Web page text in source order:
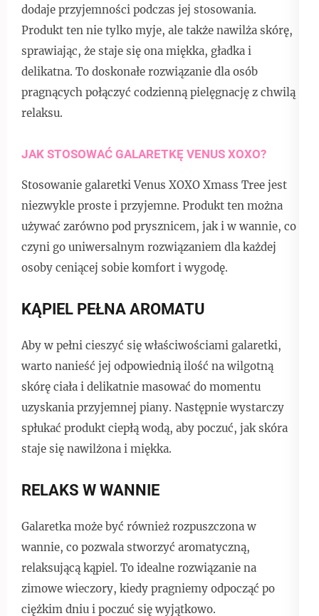
dodaje przyjemności podczas jej stosowania.
Produkt ten nie tylko myje, ale także nawilża skórę,
sprawiając, że staje się ona miękka, gładka i
delikatna. To doskonałe rozwiązanie dla osób
pragnących połączyć codzienną pielęgnację z chwilą
relaksu.
JAK STOSOWAĆ GALARETKĘ VENUS XOXO?
Stosowanie galaretki Venus XOXO Xmass Tree jest
niezwykle proste i przyjemne. Produkt ten można
używać zarówno pod prysznicem, jak i w wannie, co
czyni go uniwersalnym rozwiązaniem dla każdej
osoby ceniącej sobie komfort i wygodę.
KĄPIEL PEŁNA AROMATU
Aby w pełni cieszyć się właściwościami galaretki,
warto nanieść jej odpowiednią ilość na wilgotną
skórę ciała i delikatnie masować do momentu
uzyskania przyjemnej piany. Następnie wystarczy
spłukać produkt ciepłą wodą, aby poczuć, jak skóra
staje się nawilżona i miękka.
RELAKS W WANNIE
Galaretka może być również rozpuszczona w
wannie, co pozwala stworzyć aromatyczną,
relaksującą kąpiel. To idealne rozwiązanie na
zimowe wieczory, kiedy pragniemy odpocząć po
ciężkim dniu i poczuć się wyjątkowo.